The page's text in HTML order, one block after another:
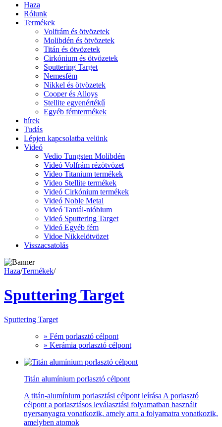
Haza
Rólunk
Termékek
Volfrám és ötvözetek
Molibdén és ötvözetek
Titán és ötvözetek
Cirkónium és ötvözetek
Sputtering Target
Nemesfém
Nikkel és ötvözetek
Cooper és Alloys
Stellite egyenértékű
Egyéb fémtermékek
hírek
Tudás
Lépjen kapcsolatba velünk
Videó
Vedio Tungsten Molibdén
Videó Volfrám rézötvözet
Video Titanium termékek
Video Stellite termékek
Videó Cirkónium termékek
Videó Noble Metal
Videó Tantál-nióbium
Videó Sputtering Target
Videó Egyéb fém
Vidoe Nikkelötvözet
Visszacsatolás
Haza/Termékek/
Sputtering Target
Sputtering Target
» Fém porlasztó célpont
» Kerámia porlasztó célpont
Titán alumínium porlasztó célpont
A titán-alumínium porlasztási célpont leírása A porlasztó
célpont a porlasztásos leválasztási folyamatban használt
nyersanyagra vonatkozik, amely arra a folyamatra vonatkozik,
amelyben atomok